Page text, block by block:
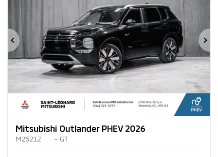
Précédent
Mitsubishi Outlander PHEV 2026
M26212 – GT